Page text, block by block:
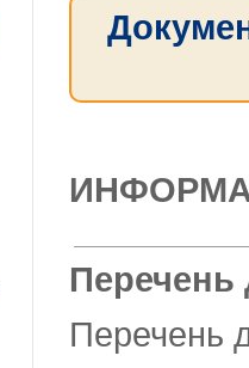
Перечень
Перечень